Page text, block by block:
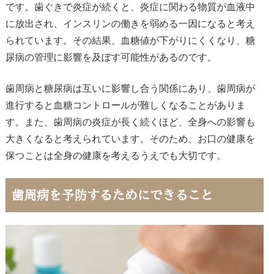
です。歯ぐきで炎症が続くと、炎症に関わる物質が血液中
に放出され、インスリンの働きを弱める一因になると考え
られています。その結果、血糖値が下がりにくくなり、糖
尿病の管理に影響を及ぼす可能性があるのです。
歯周病と糖尿病は互いに影響し合う関係にあり、歯周病が
進行すると血糖コントロールが難しくなることがありま
す。また、歯周病の炎症が長く続くほど、全身への影響も
大きくなると考えられています。そのため、お口の健康を
保つことは全身の健康を考えるうえでも大切です。
歯周病を予防するためにできること